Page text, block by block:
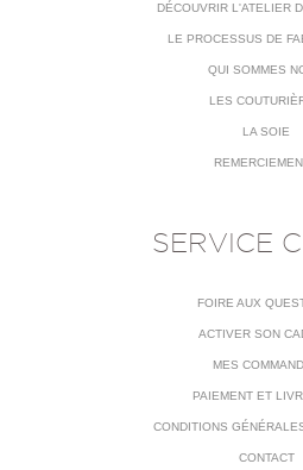
DÉCOUVRIR L'ATELIER
LE PROCESSUS DE
QUI SOMMES
LES
LA SOIE
SERVICE
FOIRE AUX
ACTIVER SON
MES
PAIEMENT ET
CONDITIONS
CONTACT